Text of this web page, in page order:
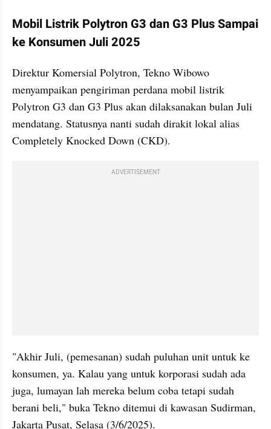
Mobil Listrik Polytron G3 dan G3 Plus Sampai
ke Konsumen Juli 2025
Direktur Komersial Polytron, Tekno Wibowo
menyampaikan pengiriman perdana mobil listrik
Polytron G3 dan G3 Plus akan dilaksanakan bulan Juli
mendatang. Statusnya nanti sudah dirakit lokal alias
Completely Knocked Down (CKD).
ADVERTISEMENT
"Akhir Juli, (pemesanan) sudah puluhan unit untuk ke
konsumen, ya. Kalau yang untuk korporasi sudah ada
juga, lumayan lah mereka belum coba tetapi sudah
berani beli," buka Tekno ditemui di kawasan Sudirman,
Jakarta Pusat, Selasa (3/6/2025).